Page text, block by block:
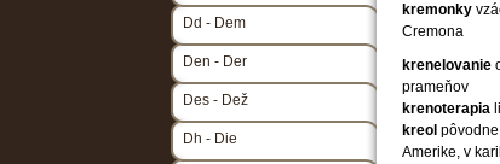
kremonky
Cremona
krenelovanie
prameňov
krenoterapia
kreol
Amerike, v
Dd - Dem
Den - Der
Des - Dež
Dh - Die